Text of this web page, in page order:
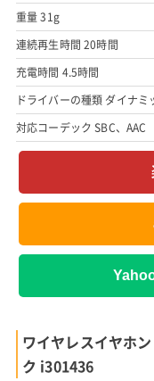
重量 31g
連続再生時間 20時間
充電時間 4.5時間
ドライバーの種類 ダイナミ
対応コーデック SBC、AAC
ワイヤレスイヤホ
ク i301436